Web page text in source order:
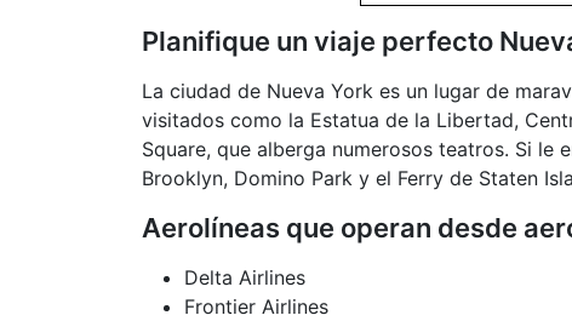
Planifique un viaje perfecto
La ciudad de Nueva York es un lugar de
visitados como la Estatua de la Libertad,
Square, que alberga numerosos teatros. Si le
Brooklyn, Domino Park y el Ferry de Staten
Aerolíneas que operan desde
Delta Airlines
Frontier Airlines